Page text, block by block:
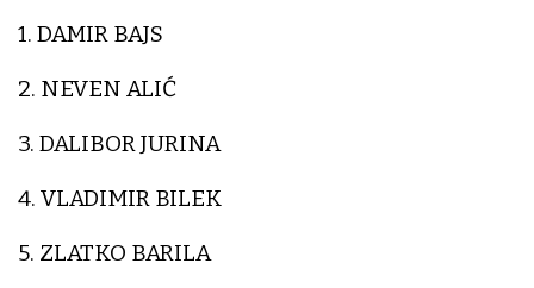
1. DAMIR BAJS
2. NEVEN ALIĆ
3. DALIBOR JURINA
4. VLADIMIR BILEK
5. ZLATKO BARILA